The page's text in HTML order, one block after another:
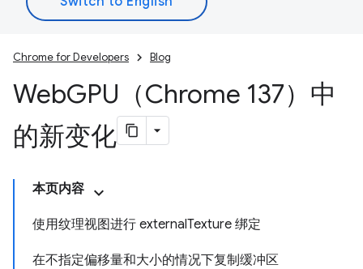
Chrome for Developers Blog
WebGPU（Chrome 137）中
的新变化
本页内容
使用纹理视图进行 externalTexture 绑定
在不指定偏移量和大小的情况下复制缓冲区